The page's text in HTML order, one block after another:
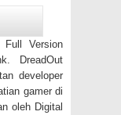
Version
DreadOut
developer
gamer di
oleh Digital